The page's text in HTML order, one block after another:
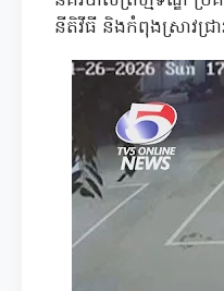
នីតិវីធី និងកំពុងស្រាវជ្រ